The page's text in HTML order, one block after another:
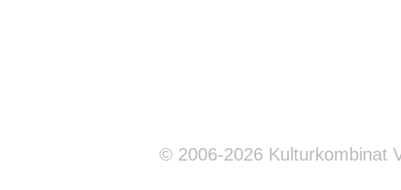
© 2006-2026